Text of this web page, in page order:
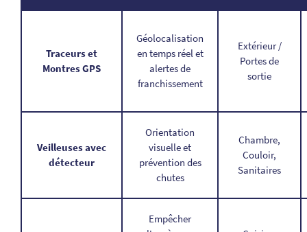
Traceurs et
Montres GPS
Géolocalisation
en temps réel et
alertes de
franchissement
Extérieur /
Portes de
sortie
Veilleuses avec
détecteur
Orientation
visuelle et
prévention des
chutes
Chambre,
Couloir,
Sanitaires
Empêcher